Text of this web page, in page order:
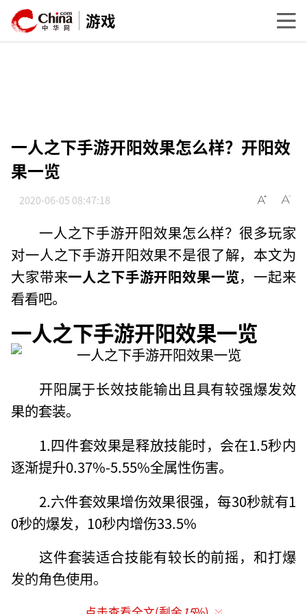
游戏
一人之下手游开阳效果怎么样？开阳效
果一览
2020-06-05 08:47:18
一人之下手游开阳效果怎么样？很多玩家
对一人之下手游开阳效果不是很了解，本文为
大家带来一人之下手游开阳效果一览，一起来
看看吧。
一人之下手游开阳效果一览
开阳属于长效技能输出且具有较强爆发效
果的套装。
1.四件套效果是释放技能时，会在1.5秒内
逐渐提升0.37%-5.55%全属性伤害。
2.六件套效果增伤效果很强，每30秒就有1
0秒的爆发，10秒内增伤33.5%
这件套装适合技能有较长的前摇，和打爆
发的角色使用。